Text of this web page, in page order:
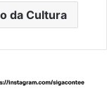
da Cultura